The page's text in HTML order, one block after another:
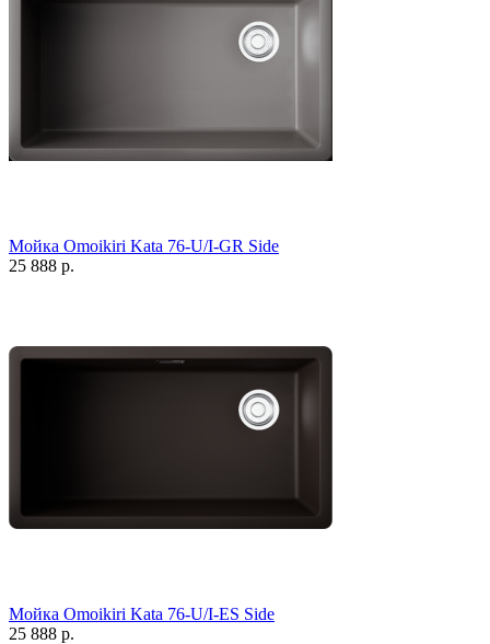
Мойка Omoikiri Kata 76-U/I-GR Side
25 888 р.
Мойка Omoikiri Kata 76-U/I-ES Side
25 888 р.